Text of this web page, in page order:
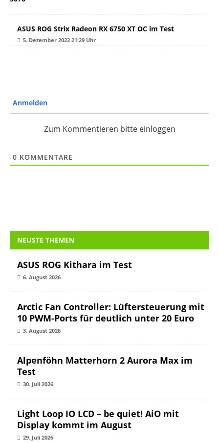
ASUS ROG Strix Radeon RX 6750 XT OC im Test
5. Dezember 2022 21:29 Uhr
Anmelden
Zum Kommentieren bitte einloggen
0 KOMMENTARE
NEUSTE THEMEN
ASUS ROG Kithara im Test
6. August 2026
Arctic Fan Controller: Lüftersteuerung mit
10 PWM-Ports für deutlich unter 20 Euro
3. August 2026
Alpenföhn Matterhorn 2 Aurora Max im
Test
30. Juli 2026
Light Loop IO LCD – be quiet! AiO mit
Display kommt im August
29. Juli 2026